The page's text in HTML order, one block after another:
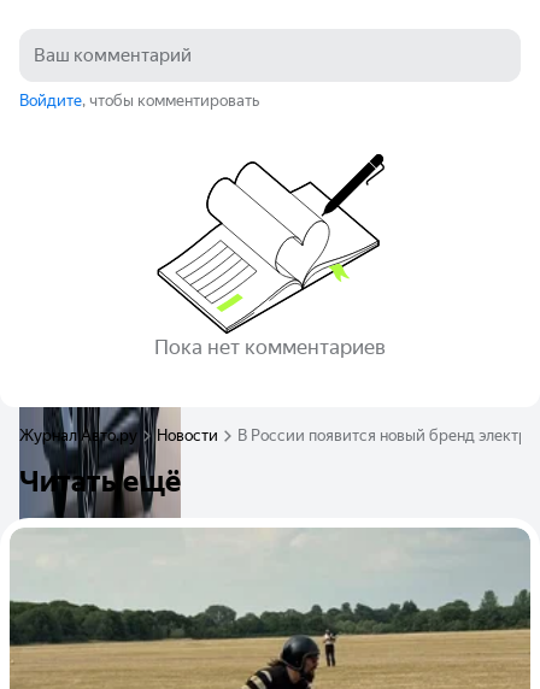
Войдите, чтобы комментировать
Пока нет комментариев
Журнал Авто.ру Новости В России появится новый бренд
Читать ещё